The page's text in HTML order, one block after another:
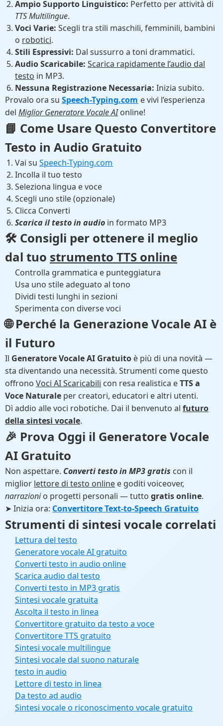
Ampio Supporto Linguistico: Perfetto per attività di
TTS Multilingue.
Voci Varie: Scegli tra stili maschili, femminili, bambini
o robotici.
Stili Espressivi: Dal sussurro a toni drammatici.
Audio Scaricabile: Scarica rapidamente l’audio dal
testo in MP3.
Nessuna Registrazione Necessaria: Inizia subito.
Provalo ora su Speech-Typing.com e vivi l’esperienza
del Miglior Generatore Vocale AIonline!
📘 Come Usare Questo Convertitore
Testo in Audio Gratuito
Vai su Speech-Typing.com
Incolla il tuo testo
Seleziona lingua e voce
Scegli uno stile (opzionale)
Clicca Converti
Scarica il testo in audio in formato MP3
🛠️ Consigli per ottenere il meglio
dal tuo strumento TTS online
Controlla grammatica e punteggiatura
Usa uno stile adeguato al tono
Dividi testi lunghi in sezioni
Sperimenta con diverse voci
🌐 Perché la Generazione Vocale AI è
il Futuro
Il Generatore Vocale AI Gratuito è più di una novità —
sta diventando una necessità. Strumenti come questo
offrono Voci AI Scaricabili con resa realistica eTTS a
Voce Naturale per creatori, educatori e altri utenti.
Dì addio alle voci robotiche. Dai il benvenuto al futuro
della sintesi vocale.
🎉 Prova Oggi il Generatore Vocale
AI Gratuito
Non aspettare. Converti testo in MP3 gratis con il
miglior lettore di testo online e goditi voiceover,
narrazionio progetti personali — tutto gratis online.
➤ Inizia ora: Convertitore Text-to-Speech Gratuito
Strumenti di sintesi vocale correlati
Lettura del testo
Generatore vocale AI gratuito
Converti testo in audio online
Scarica audio dal testo
Converti testo in MP3 gratis
Sintesi vocale gratuita
Ascolta il testo in linea
Convertitore gratuito da testo a voce
Convertitore TTS gratuito
Sintesi vocale multilingue
Sintesi vocale dal suono naturale
testo in audio
Lettore di testo in linea
Da testo ad audio
Sintesi vocale o riconoscimento vocale gratuito